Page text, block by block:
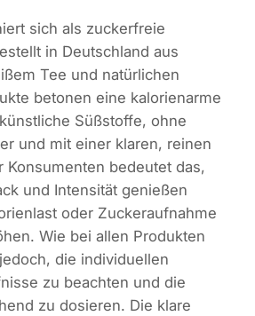
sich als zuckerfreie
in Deutschland aus
Tee und natürlichen
betonen eine kalorienarme
Süßstoffe, ohne
und mit einer klaren, reinen
Konsumenten bedeutet das,
und Intensität genießen
oder Zuckeraufnahme
Wie bei allen Produkten
die individuellen
zu beachten und die
zu dosieren. Die klare